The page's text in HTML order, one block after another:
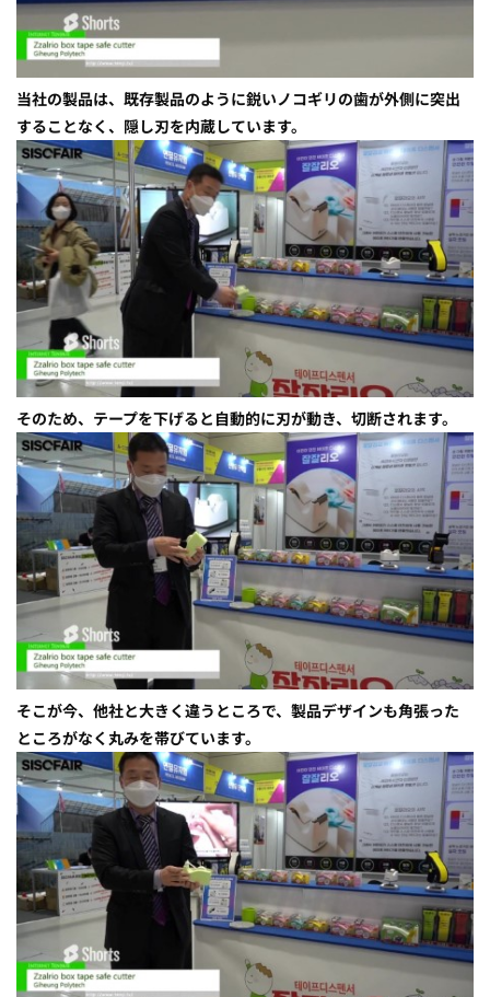
当社の製品は、既存製品のように鋭いノコギリの歯が外側に突出
することなく、隠し刃を内蔵しています。
そのため、テープを下げると自動的に刃が動き、切断されます。
そこが今、他社と大きく違うところで、製品デザインも角張った
ところがなく丸みを帯びています。